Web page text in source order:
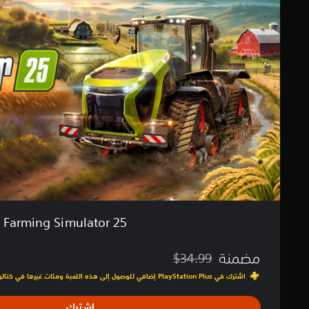
ق
ي
ي
م
ا
ت
m
i
n
g
S
i
m
u
l
a
t
o
r
2
5
Farming Simulator 25
مضمنة مخصوم من السعر الأصلي البالغ $34.99‏
$34.99
اشترك في PlayStation Plus إضافي للوصول إلى هذه اللعبة ومئات غيرها في كتالوج الألعاب